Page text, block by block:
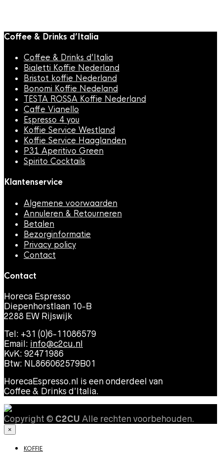
Coffee & Drinks d’Italia
Coffee & Drinks d’Italia
Bialetti Koffie Nederland
Bristot koffie Nederland
Bonomi Koffie Nedeland
TESTA ROSSA Koffie Nederland
Caffe Vianello
Espresso 4 you
Koffie Service Westland
Koffie Service Haaglanden
P31 Aperitivo Green
Spirito Cocktails
Klantenservice
Algemene voorwaarden
Annuleren & Retourneren
Betalen
Bezorginformatie
Privacy policy
Contact
Contact
Horeca Espresso
Diepenhorstlaan 10-B
2288 EW Rijswijk
Tel: +31 (0)6-11086579
Email: info@c2cu.nl
KvK: 92471986
Btw: NL866062579B01
HorecaEspresso.nl is een onderdeel van
Coffee & Drinks d’Italia.
Copyright © C2CU Alle rechten voorbehouden.
×
KOFFIE